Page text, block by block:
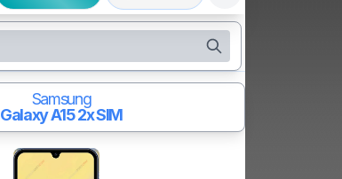
Samsung
Galaxy A152x SIM